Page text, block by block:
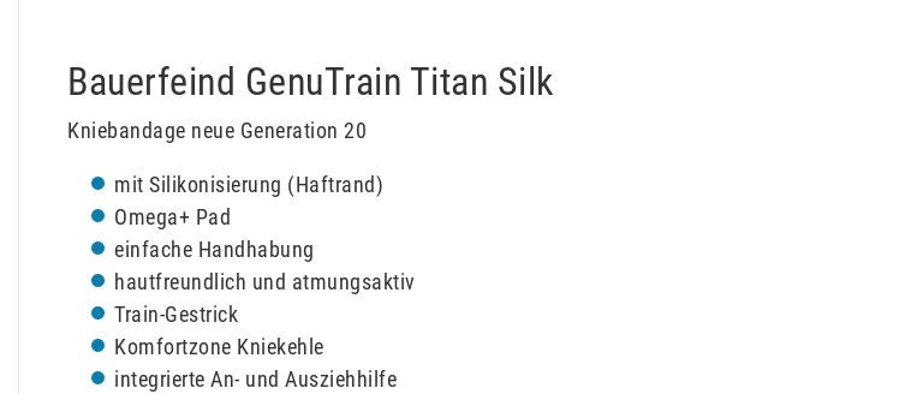
Bauerfeind GenuTrain Titan Silk
Kniebandage neue Generation 20
mit Silikonisierung (Haftrand)
Omega+ Pad
einfache Handhabung
hautfreundlich und atmungsaktiv
Train-Gestrick
Komfortzone Kniekehle
integrierte An- und Ausziehhilfe